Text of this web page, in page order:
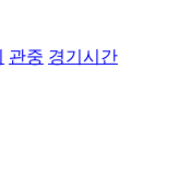
관중 경기시간